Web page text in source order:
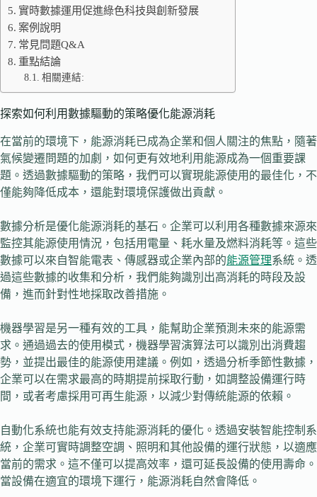
實時數據運用促進綠色科技與創新發展
案例說明
常見問題Q&A
重點結論
相關連結:
探索如何利用數據驅動的策略優化能源消耗
在當前的環境下，能源消耗已成為企業和個人關注的焦點，隨著
氣候變遷問題的加劇，如何更有效地利用能源成為一個重要課
題。透過數據驅動的策略，我們可以實現能源使用的最佳化，不
僅能夠降低成本，還能對環境保護做出貢獻。
數據分析是優化能源消耗的基石。企業可以利用各種數據來源來
監控其能源使用情況，包括用電量、耗水量及燃料消耗等。這些
數據可以來自智能電表、傳感器或企業內部的能源管理系統。透
過這些數據的收集和分析，我們能夠識別出高消耗的時段及設
備，進而針對性地採取改善措施。
機器學習是另一種有效的工具，能幫助企業預測未來的能源需
求。通過過去的使用模式，機器學習演算法可以識別出消費趨
勢，並提出最佳的能源使用建議。例如，透過分析季節性數據，
企業可以在需求最高的時期提前採取行動，如調整設備運行時
間，或者考慮採用可再生能源，以減少對傳統能源的依賴。
自動化系統也能有效支持能源消耗的優化。透過安裝智能控制系
統，企業可實時調整空調、照明和其他設備的運行狀態，以適應
當前的需求。這不僅可以提高效率，還可延長設備的使用壽命。
當設備在適宜的環境下運行，能源消耗自然會降低。